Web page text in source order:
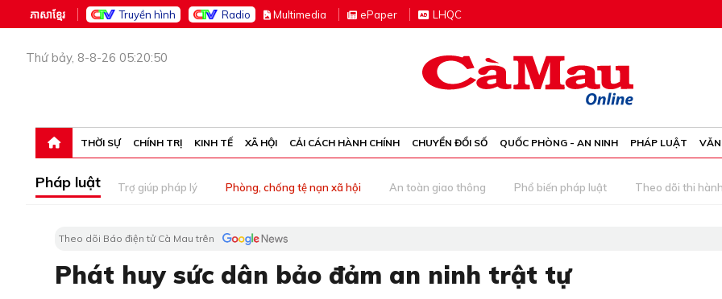
ភាសាខ្មែរ Truyền hình Radio Multimedia ePaper LHQC
Thứ bảy, 8-8-26 05:20:50
THỜI SỰ CHÍNH TRỊ KINH TẾ XÃ HỘI CẢI CÁCH HÀNH CHÍNH CHUYỂN ĐỔI SỐ QUỐC PHÒNG - AN NINH PHÁP LUẬT
Pháp luật Trợ giúp pháp lý Phòng, chống tệ nạn xã hội An toàn giao thông Phổ biến pháp luật Theo dõi thi
Theo dõi Báo điện tử Cà Mau trên
Phát huy sức dân bảo đảm an ninh trật tự